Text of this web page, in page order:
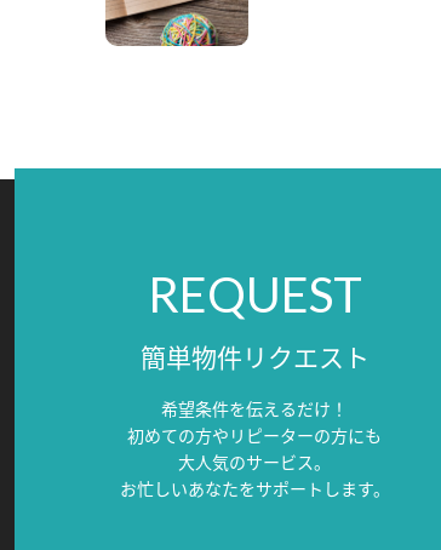
REQUEST
簡単物件リクエスト
希望条件を伝えるだけ！
初めての方やリピーターの方にも
大人気のサービス。
お忙しいあなたをサポートします。